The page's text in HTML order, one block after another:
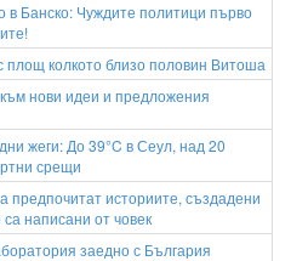
в Банско: Чуждите политици първо
площ колкото близо половин Витоша
нови идеи и предложения
жеги: До 39°C в Сеул, над 20
срещи
предпочитат историите, създадени
написани от човек
заедно с България